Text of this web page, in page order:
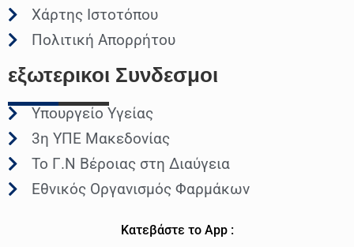
Χάρτης Ιστοτόπου
Πολιτική Απορρήτου
εξωτερικοι Συνδεσμοι
Υπουργείο Υγείας
3η ΥΠΕ Μακεδονίας
Το Γ.Ν Βέροιας στη Διαύγεια
Εθνικός Οργανισμός Φαρμάκων
Κατεβάστε το App :